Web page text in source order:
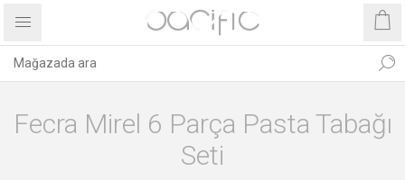
Fecra Mirel 6 Parça Pasta Tabağı
Seti